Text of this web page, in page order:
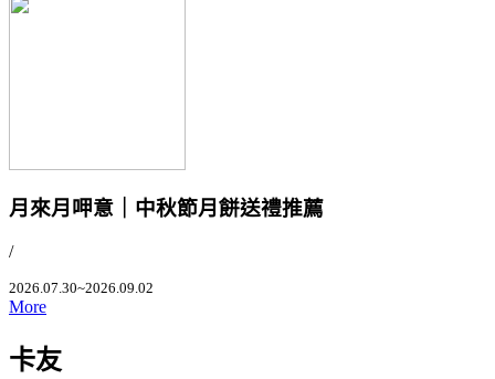
月來月呷意｜中秋節月餅送禮推薦
/
2026.07.30~2026.09.02
More
卡友